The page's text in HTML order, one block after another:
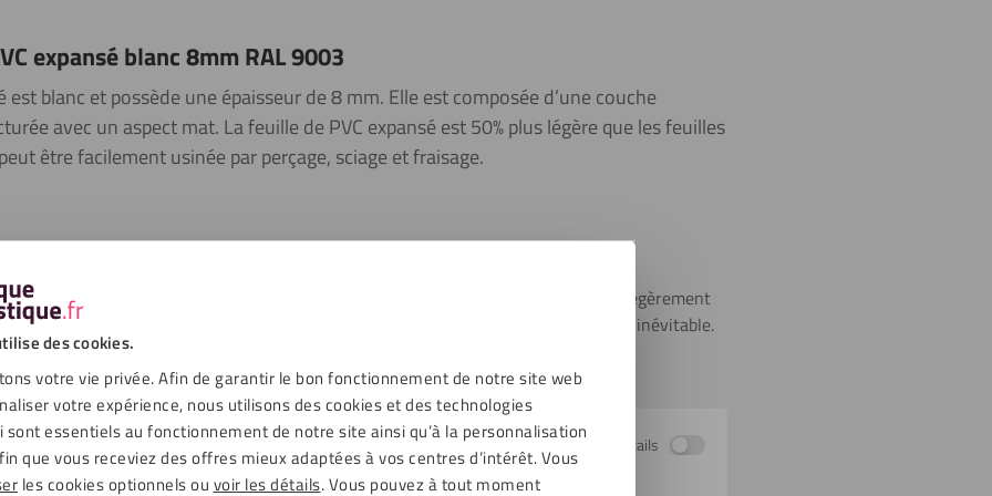
des cookies.
votre vie privée. Afin de garantir le bon fonctionnement de notre site web
votre expérience, nous utilisons des cookies et des technologies
sont essentiels au fonctionnement de notre site ainsi qu’à la personnalisation
que vous receviez des offres mieux adaptées à vos centres d’intérêt. Vous
les cookies optionnels ou voir les détails. Vous pouvez à tout moment
expansé blanc 8mm RAL 9003
est blanc et possède une épaisseur de 8 mm. Elle est composée d’une couche
avec un aspect mat. La feuille de PVC expansé est 50% plus légère que les feuilles
être facilement usinée par perçage, sciage et fraisage.
est une indication, nos planches ne sont pas liées à une couleur RAL.
d’un côté par un film protecteur : il s’agit du côté décoratif. Le dos peut être légèrement
peut également casser un petit coin jusqu’à 1×1 mm, ce qui est malheureusement inévitable.
à coller, résistant aux chocs.
Afficher les détails